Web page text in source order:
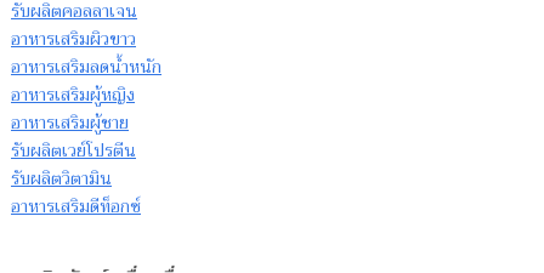
รับผลิตคอลลาเจน
อาหารเสริมผิวขาว
อาหารเสริมลดน้ำหนัก
อาหารเสริมผู้หญิง
อาหารเสริมผู้ชาย
รับผลิตเวย์โปรตีน
รับผลิตวิตามิน
อาหารเสริมดีท็อกซ์